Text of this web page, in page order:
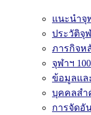
แนะนำจุ
ประวัติจุ
ภารกิจห
จุฬาฯ
ข้อมูลแล
บุคคลสำ
การจัดอั